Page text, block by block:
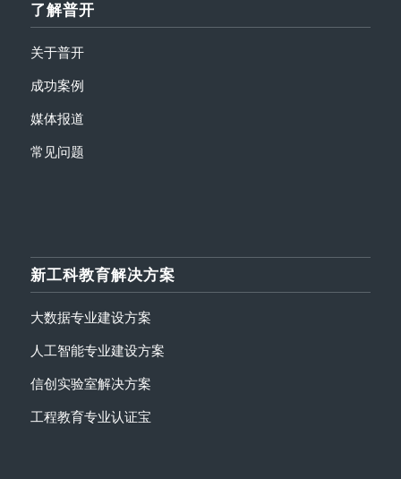
了解普开
关于普开
成功案例
媒体报道
常见问题
新工科教育解决方案
大数据专业建设方案
人工智能专业建设方案
信创实验室解决方案
工程教育专业认证宝